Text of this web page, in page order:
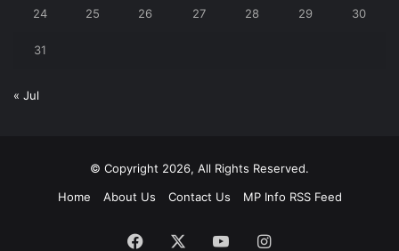
24 25 26 27 28 29 30
31
« Jul
© Copyright 2026, All Rights Reserved.
Home
About Us Contact Us MP Info RSS Feed
Facebook YouTubeInstagram